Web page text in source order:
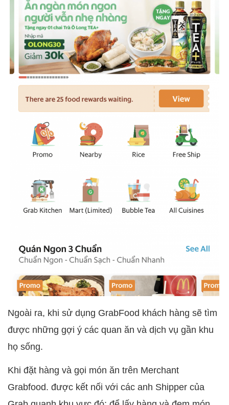
Ngoài ra, khi sử dụng GrabFood khách hàng sẽ tìm
được những gợi ý các quan ăn và dịch vụ gần khu
họ sống.
Khi đặt hàng và gọi món ăn trên Merchant
Grabfood. được kết nối với các anh Shipper của